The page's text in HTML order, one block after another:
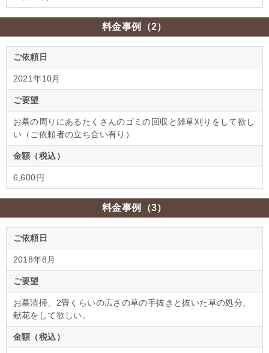
料金事例（2）
ご依頼日
2021年10月
ご要望
お墓の周りにあるたくさんのゴミの回収と雑草刈りをして欲し
い（ご依頼者の立ち合い有り）
金額（税込）
6,600円
料金事例（3）
ご依頼日
2018年8月
ご要望
お墓清掃、2畳くらいの広さの草の手抜きと抜いた草の処分、
献花をして欲しい。
金額（税込）